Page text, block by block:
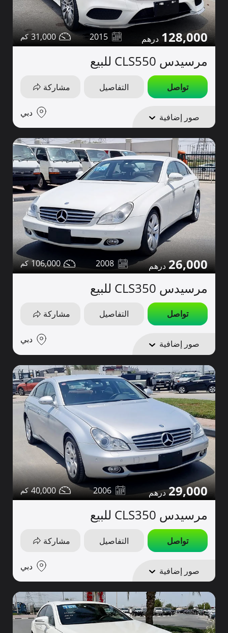
128,000
2015
31,000
مرسيدس CLS550 للبيع
تواصل التفاصيل مشاركة
صور إضافية دبي
26,000
2008
106,000
مرسيدس CLS350 للبيع
تواصل التفاصيل مشاركة
صور إضافية دبي
29,000
2006
40,000
مرسيدس CLS350 للبيع
تواصل التفاصيل مشاركة
صور إضافية دبي